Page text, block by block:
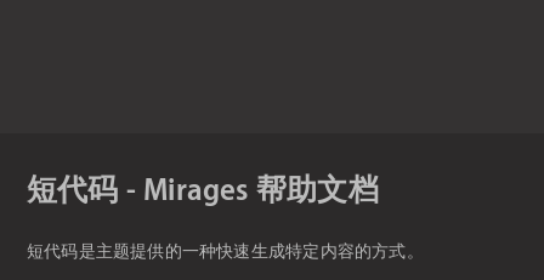
短代码 - Mirages 帮助文档
短代码是主题提供的一种快速生成特定内容的方式。